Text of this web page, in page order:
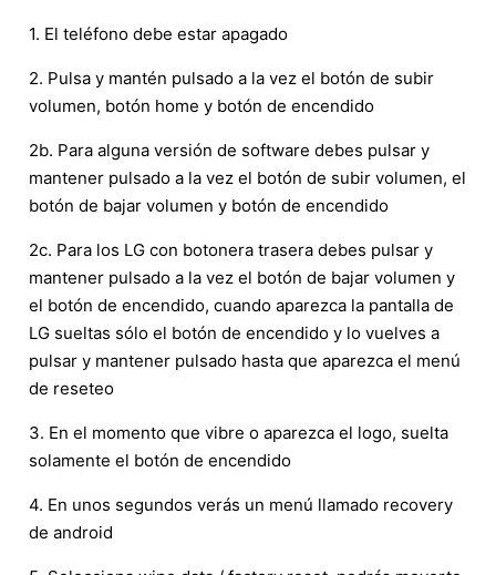
1. El teléfono debe estar apagado
2. Pulsa y mantén pulsado a la vez el botón de subir
volumen, botón home y botón de encendido
2b. Para alguna versión de software debes pulsar y
mantener pulsado a la vez el botón de subir volumen, el
botón de bajar volumen y botón de encendido
2c. Para los LG con botonera trasera debes pulsar y
mantener pulsado a la vez el botón de bajar volumen y
el botón de encendido, cuando aparezca la pantalla de
LG sueltas sólo el botón de encendido y lo vuelves a
pulsar y mantener pulsado hasta que aparezca el menú
de reseteo
3. En el momento que vibre o aparezca el logo, suelta
solamente el botón de encendido
4. En unos segundos verás un menú llamado recovery
de android